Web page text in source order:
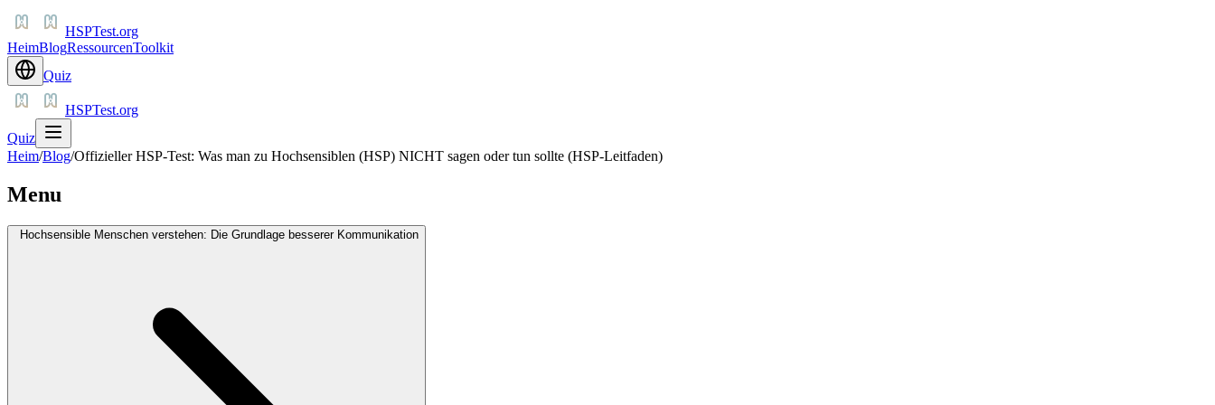
HSPTest.org
HeimBlogRessourcenToolkit
Quiz
HSPTest.org
Quiz
Heim/Blog/Offizieller HSP-Test: Was man zu Hochsensiblen (HSP) NICHT sagen oder tun sollte (HSP-Leitfaden)
Menu
Hochsensible Menschen verstehen: Die Grundlage besserer Kommunikation